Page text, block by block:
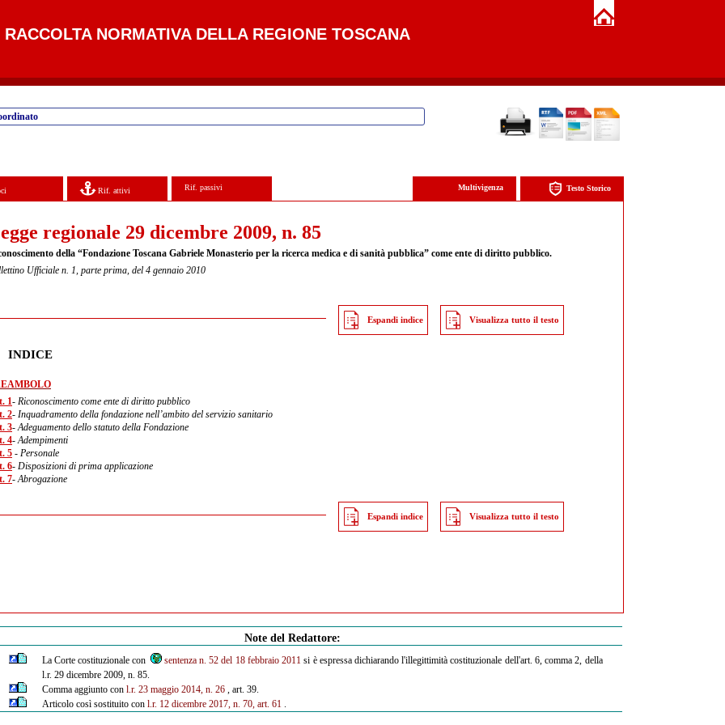
RACCOLTA NORMATIVA DELLA REGIONE TOSCANA
Rif. attivi Rif. passivi Testo Storico
Multivigenza
regionale 29 dicembre 2009, n. 85
della “Fondazione Toscana Gabriele Monasterio per la ricerca medica e di sanità pubblica” come ente di diritto pubblico.
Ufficiale n. 1, parte prima, del 4 gennaio 2010
Espandi indice Visualizza tutto il testo
INDICE
1- Riconoscimento come ente di diritto pubblico
2- Inquadramento della fondazione nell’ambito del servizio sanitario
3- Adeguamento dello statuto della Fondazione
4- Adempimenti
5 - Personale
6- Disposizioni di prima applicazione
7- Abrogazione
Espandi indice Visualizza tutto il testo
Note del Redattore:
La Corte costituzionale con sentenza n. 52 del 18 febbraio 2011 si è espressa dichiarando l'illegittimità costituzionale dell'art. 6, comma 2, della
l.r. 29 dicembre 2009, n. 85.
Comma aggiunto con l.r. 23 maggio 2014, n. 26, art. 39.
Articolo così sostituito con l.r. 12 dicembre 2017, n. 70, art. 61.